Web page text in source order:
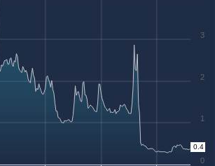
0
1
2
3
0.4